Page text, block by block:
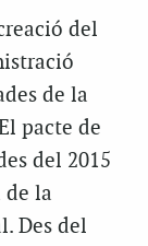
del
de la
pacte de
del 2015
de la
Des del